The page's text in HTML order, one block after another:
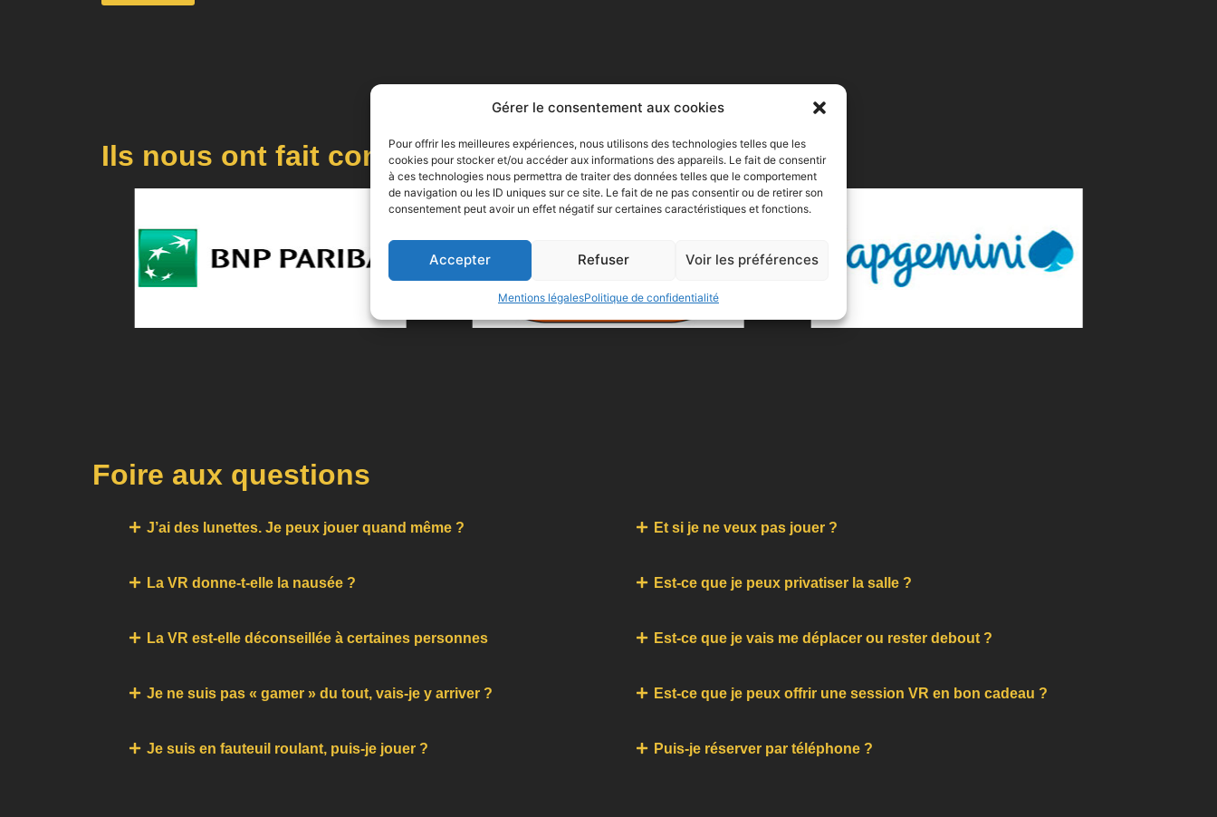
Gérer le consentement aux cookies
Pour offrir les meilleures expériences, nous utilisons des technologies telles que les
cookies pour stocker et/ou accéder aux informations des appareils. Le fait de consentir
à ces technologies nous permettra de traiter des données telles que le comportement
de navigation ou les ID uniques sur ce site. Le fait de ne pas consentir ou de retirer son
consentement peut avoir un effet négatif sur certaines caractéristiques et fonctions.
Accepter Refuser Voir les préférences
Mentions légalesPolitique de confidentialité
Ils nous ont fait confiance
Foire aux questions
J’ai des lunettes. Je peux jouer quand même ?
La VR donne-t-elle la nausée ?
La VR est-elle déconseillée à certaines personnes
Je ne suis pas « gamer » du tout, vais-je y arriver ?
Je suis en fauteuil roulant, puis-je jouer ?
Et si je ne veux pas jouer ?
Est-ce que je peux privatiser la salle ?
Est-ce que je vais me déplacer ou rester debout ?
Est-ce que je peux offrir une session VR en bon cadeau ?
Puis-je réserver par téléphone ?